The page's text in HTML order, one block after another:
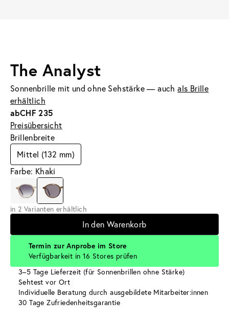
The Analyst
Sonnenbrille mit und ohne Sehstärke — auchals Brille
erhältlich
abCHF 235
Preisübersicht
Brillenbreite
Mittel (132 mm)
Farbe: Khaki
in 2 Varianten erhältlich
In den Warenkorb
Termin zur Anprobe im Store
Verfügbarkeit in 16 Stores prüfen
3–5 Tage Lieferzeit (für Sonnenbrillen ohne Stärke)
Sehtest vor Ort
Individuelle Beratung durch ausgebildete Mitarbeiter:innen
30 Tage Zufriedenheitsgarantie